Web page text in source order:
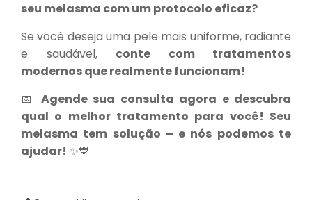
seu melasma com um protocolo eficaz?
Se você deseja uma pele mais uniforme, radiante
e saudável, conte com tratamentos
modernos que realmente funcionam!
📅 Agende sua consulta agora e descubra
qual o melhor tratamento para você! Seu
melasma tem solução – e nós podemos te
ajudar! ✨💙